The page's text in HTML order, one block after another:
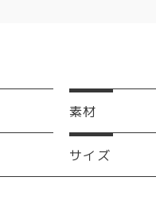
素材
サイズ